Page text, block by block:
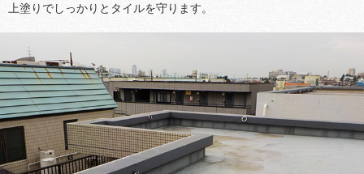
上塗りでしっかりとタイルを守ります。